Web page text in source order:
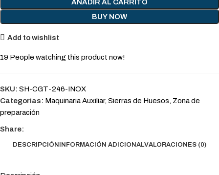
AÑADIR AL CARRITO
BUY NOW
Add to wishlist
19 People watching this product now!
SKU: SH-CGT-246-INOX
Categorías: Maquinaria Auxiliar, Sierras de Huesos, Zona de
preparación
Share:
DESCRIPCIÓNINFORMACIÓN ADICIONALVALORACIONES (0)